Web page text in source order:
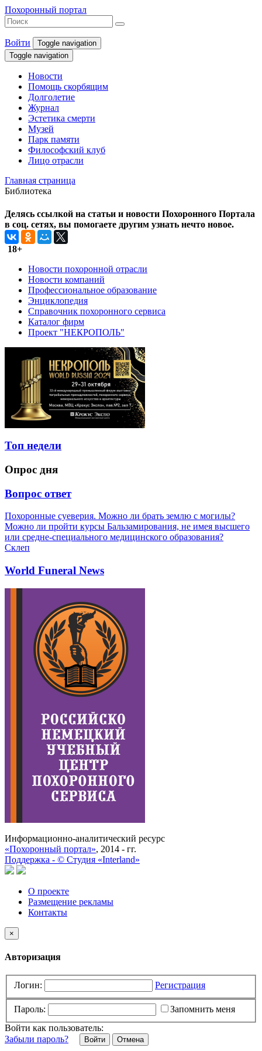
Похоронный портал
Войти
Toggle navigation
Toggle navigation
Новости
Помощь скорбящим
Долголетие
Журнал
Эстетика смерти
Музей
Парк памяти
Философский клуб
Лицо отрасли
Главная страница
Библиотека
Делясь ссылкой на статьи и новости Похоронного Портала
в соц. сетях, вы помогаете другим узнать нечто новое.
18+
Новости похоронной отрасли
Новости компаний
Профессиональное образование
Энциклопедия
Справочник похоронного сервиса
Каталог фирм
Проект "НЕКРОПОЛЬ"
Топ недели
Опрос дня
Вопрос ответ
Похоронные суеверия. Можно ли брать землю с могилы?
Можно ли пройти курсы Бальзамирования, не имея высшего
или средне-специального медицинского образования?
Склеп
World Funeral News
Информационно-аналитический ресурс
«Похоронный портал», 2014 - гг.
Поддержка - © Cтудия «Interland»
О проекте
Размещение рекламы
Контакты
×
Авторизация
Логин: Регистрация
Пароль:
Запомнить меня
Войти как пользователь:
Забыли пароль?
Отмена